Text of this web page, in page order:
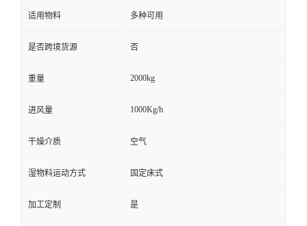
适用物料 多种可用
是否跨境货源 否
重量 2000kg
进风量 1000Kg/h
干燥介质 空气
湿物料运动方式 固定床式
加工定制 是